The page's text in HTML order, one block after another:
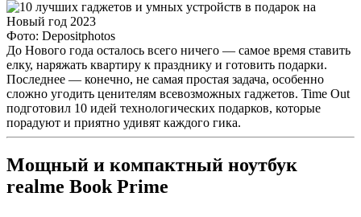
Фото: Depositphotos
До Нового года осталось всего ничего — самое время ставить
елку, наряжать квартиру к празднику и готовить подарки.
Последнее — конечно, не самая простая задача, особенно
сложно угодить ценителям всевозможных гаджетов. Time Out
подготовил 10 идей технологических подарков, которые
порадуют и приятно удивят каждого гика.
Мощный и компактный ноутбук
realme Book Prime